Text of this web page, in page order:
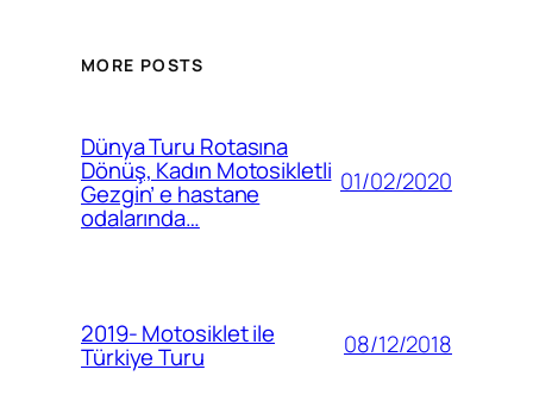
MORE POSTS
Dünya Turu Rotasına
Dönüş, Kadın Motosikletli
Gezgin’ e hastane
odalarında…
01/02/2020
2019- Motosiklet ile
Türkiye Turu 08/12/2018